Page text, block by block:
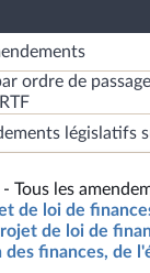
ordre de passage
législatifs
Tous les
de loi de
de loi de
des finances, de